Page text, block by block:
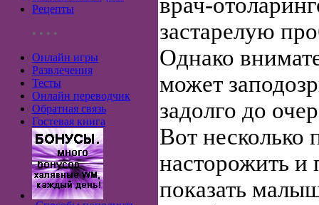
Рецепты
• • • •
Онлайн игры
Развлечения
Тесты
Онлайн переводчик
Обратная связь
Гостевая книга
застарелую
Однако
может
задолго до
Вот несколько
насторожить и
показать